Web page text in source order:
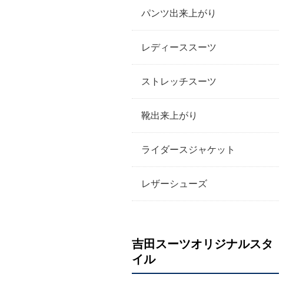
パンツ出来上がり
レディーススーツ
ストレッチスーツ
靴出来上がり
ライダースジャケット
レザーシューズ
吉田スーツオリジナルスタ
イル